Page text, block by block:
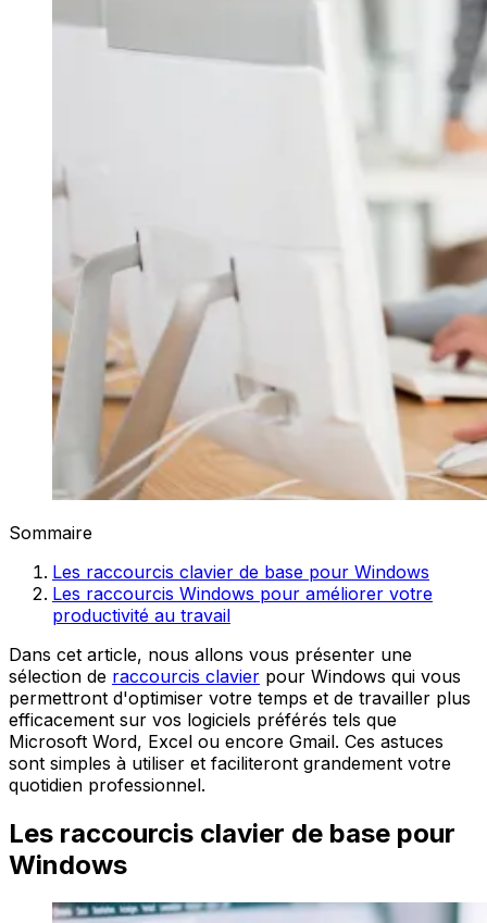
Sommaire
Les raccourcis clavier de base pour Windows
Les raccourcis Windows pour améliorer votre
productivité au travail
Dans cet article, nous allons vous présenter une
sélection de raccourcis clavier pour Windows qui vous
permettront d'optimiser votre temps et de travailler plus
efficacement sur vos logiciels préférés tels que
Microsoft Word, Excel ou encore Gmail. Ces astuces
sont simples à utiliser et faciliteront grandement votre
quotidien professionnel.
Les raccourcis clavier de base pour
Windows